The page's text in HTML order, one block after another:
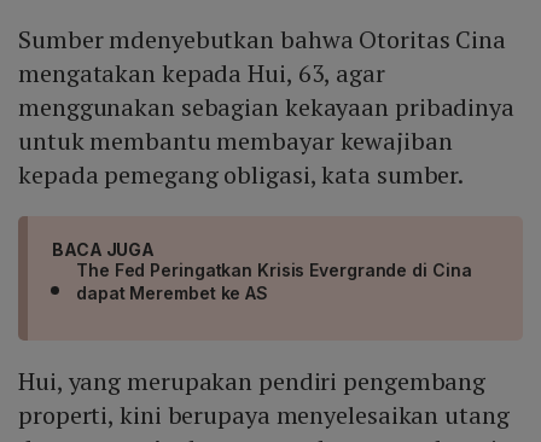
Sumber mdenyebutkan bahwa Otoritas Cina
mengatakan kepada Hui, 63, agar
menggunakan sebagian kekayaan pribadinya
untuk membantu membayar kewajiban
kepada pemegang obligasi, kata sumber.
BACA JUGA
The Fed Peringatkan Krisis Evergrande di Cina
dapat Merembet ke AS
Hui, yang merupakan pendiri pengembang
properti, kini berupaya menyelesaikan utang